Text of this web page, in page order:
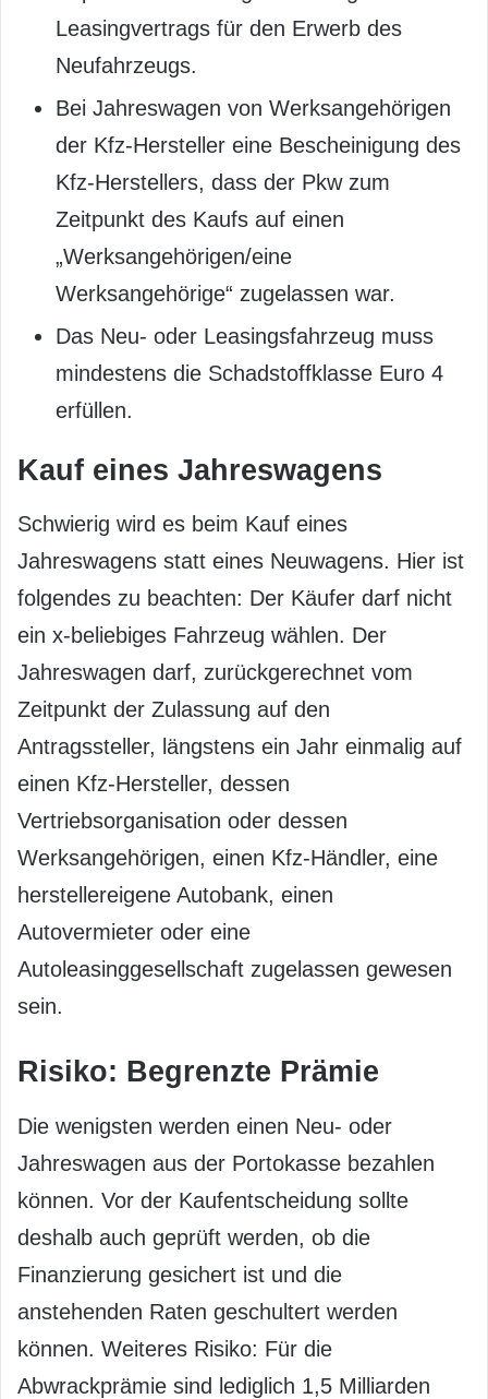
Leasingvertrags für den Erwerb des
Neufahrzeugs.
Bei Jahreswagen von Werksangehörigen
der Kfz-Hersteller eine Bescheinigung des
Kfz-Herstellers, dass der Pkw zum
Zeitpunkt des Kaufs auf einen
„Werksangehörigen/eine
Werksangehörige“ zugelassen war.
Das Neu- oder Leasingsfahrzeug muss
mindestens die Schadstoffklasse Euro 4
erfüllen.
Kauf eines Jahreswagens
Schwierig wird es beim Kauf eines
Jahreswagens statt eines Neuwagens. Hier ist
folgendes zu beachten: Der Käufer darf nicht
ein x-beliebiges Fahrzeug wählen. Der
Jahreswagen darf, zurückgerechnet vom
Zeitpunkt der Zulassung auf den
Antragssteller, längstens ein Jahr einmalig auf
einen Kfz-Hersteller, dessen
Vertriebsorganisation oder dessen
Werksangehörigen, einen Kfz-Händler, eine
herstellereigene Autobank, einen
Autovermieter oder eine
Autoleasinggesellschaft zugelassen gewesen
sein.
Risiko: Begrenzte Prämie
Die wenigsten werden einen Neu- oder
Jahreswagen aus der Portokasse bezahlen
können. Vor der Kaufentscheidung sollte
deshalb auch geprüft werden, ob die
Finanzierung gesichert ist und die
anstehenden Raten geschultert werden
können. Weiteres Risiko: Für die
Abwrackprämie sind lediglich 1,5 Milliarden